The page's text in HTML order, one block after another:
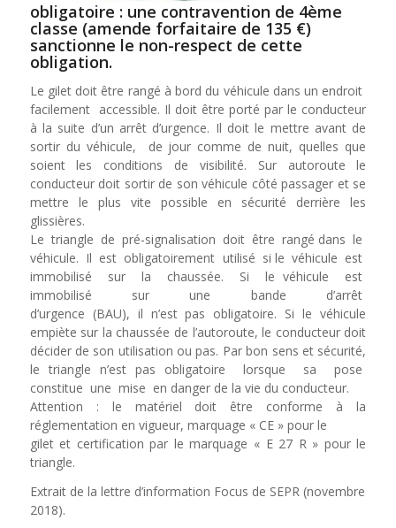
obligatoire : une contravention de 4ème
classe (amende forfaitaire de 135 €)
sanctionne le non-respect de cette
obligation.
Le gilet doit être rangé à bord du véhicule dans un endroit
facilement accessible. Il doit être porté par le conducteur
à la suite d’un arrêt d’urgence. Il doit le mettre avant de
sortir du véhicule, de jour comme de nuit, quelles que
soient les conditions de visibilité. Sur autoroute le
conducteur doit sortir de son véhicule côté passager et se
mettre le plus vite possible en sécurité derrière les
glissières.
Le triangle de pré-signalisation doit être rangé dans le
véhicule. Il est obligatoirement utilisé si le véhicule est
immobilisé sur la chaussée. Si le véhicule est
immobilisé sur une bande d’arrêt
d’urgence (BAU), il n’est pas obligatoire. Si le véhicule
empiète sur la chaussée de l’autoroute, le conducteur doit
décider de son utilisation ou pas. Par bon sens et sécurité,
le triangle n’est pas obligatoire lorsque sa pose
constitue une mise en danger de la vie du conducteur.
Attention : le matériel doit être conforme à la
réglementation en vigueur, marquage « CE » pour le
gilet et certification par le marquage « E 27 R » pour le
triangle.
Extrait de la lettre d’information Focus de SEPR (novembre
2018).